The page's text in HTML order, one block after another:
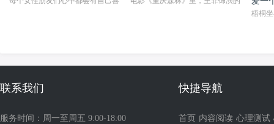
梧桐
联系我们
服务时间：周一至周五 9:00-18:00
快捷导航
首页 内容阅读 心理测试